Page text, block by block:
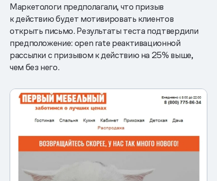
Маркетологи предполагали, что призыв
к действию будет мотивировать клиентов
открыть письмо. Результаты теста подтвердили
предположение: open rate реактивационной
рассылки с призывом к действию на 25% выше,
чем без него.